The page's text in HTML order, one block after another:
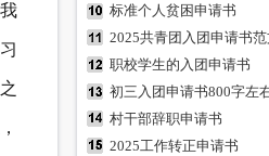
标准个人贫困申请书
2025共青团入团申请书范
职校学生的入团申请书
初三入团申请书800字左
村干部辞职申请书
2025工作转正申请书